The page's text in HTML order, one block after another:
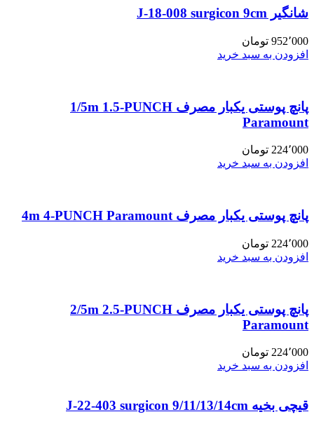
شانگیر J-18-008 surgicon 9cm
952٬000 تومان
افزودن به سبد خرید
پانچ پوستی یکبار مصرف 1/5m 1.5-PUNCH
Paramount
224٬000 تومان
افزودن به سبد خرید
پانچ پوستی یکبار مصرف 4m 4-PUNCH Paramount
224٬000 تومان
افزودن به سبد خرید
پانچ پوستی یکبار مصرف 2/5m 2.5-PUNCH
Paramount
224٬000 تومان
افزودن به سبد خرید
قیچی بخیه J-22-403 surgicon 9/11/13/14cm